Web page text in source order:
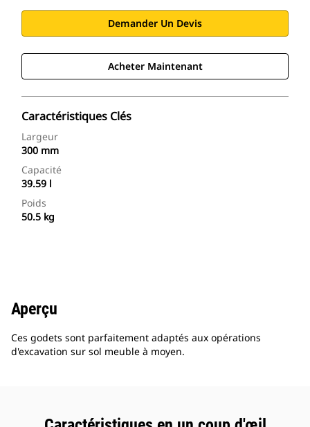
Demander Un Devis
Acheter Maintenant
Caractéristiques Clés
Largeur
300 mm
Capacité
39.59 l
Poids
50.5 kg
Aperçu
Ces godets sont parfaitement adaptés aux opérations
d'excavation sur sol meuble à moyen.